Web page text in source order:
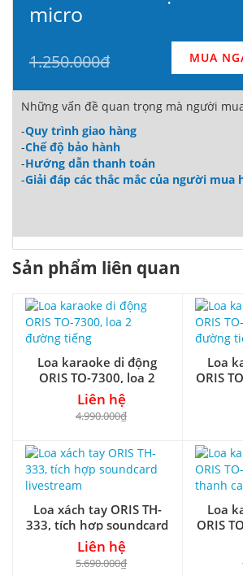
micro
1.250.000đ MUA
Những vấn đề quan trọng mà người
-Quy trình giao hàng
-Chế độ bảo hành
-Hướng dẫn thanh toán
-Giải đáp các thắc mắc của người mua
Sản phẩm liên quan
Loa karaoke di động
ORIS TO-7300, loa 2
đường tiếng
Liên hệ
4.990.000₫
Loa
ORIS
Loa xách tay ORIS TH-
333, tích hợp soundcard
livestream
Liên hệ
5.690.000₫
Loa
ORIS